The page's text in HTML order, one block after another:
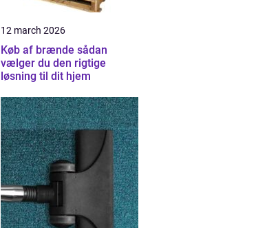
12 march 2026
Køb af brænde sådan
vælger du den rigtige
løsning til dit hjem